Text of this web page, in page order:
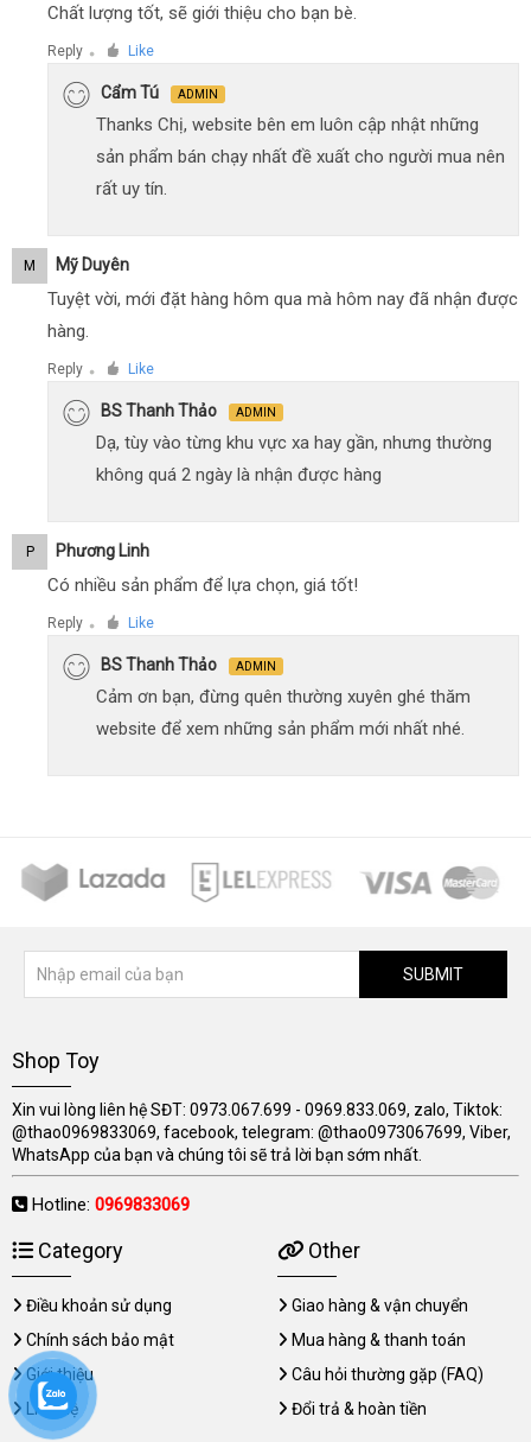
Chất lượng tốt, sẽ giới thiệu cho bạn bè.
Reply ● Like
Cẩm Tú ADMIN
Thanks Chị, website bên em luôn cập nhật những
sản phẩm bán chạy nhất đề xuất cho người mua nên
rất uy tín.
M Mỹ Duyên
Tuyệt vời, mới đặt hàng hôm qua mà hôm nay đã nhận được
hàng.
Reply ● Like
BS Thanh Thảo ADMIN
Dạ, tùy vào từng khu vực xa hay gần, nhưng thường
không quá 2 ngày là nhận được hàng
P Phương Linh
Có nhiều sản phẩm để lựa chọn, giá tốt!
Reply ● Like
BS Thanh Thảo ADMIN
Cảm ơn bạn, đừng quên thường xuyên ghé thăm
website để xem những sản phẩm mới nhất nhé.
SUBMIT
Shop Toy
Xin vui lòng liên hệ SĐT: 0973.067.699 - 0969.833.069, zalo, Tiktok:
@thao0969833069, facebook, telegram: @thao0973067699, Viber,
WhatsApp của bạn và chúng tôi sẽ trả lời bạn sớm nhất.
Hotline: 0969833069
Category
Điều khoản sử dụng
Chính sách bảo mật
Giới thiệu
Liên hệ
Other
Giao hàng & vận chuyển
Mua hàng & thanh toán
Câu hỏi thường gặp (FAQ)
Đổi trả & hoàn tiền